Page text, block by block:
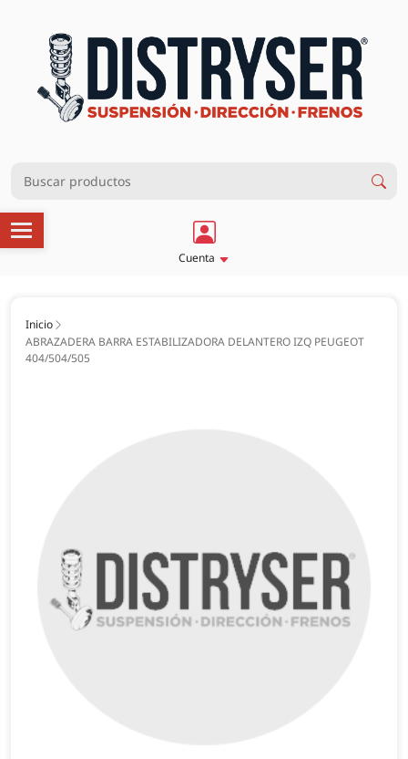
Cuenta
Inicio
ABRAZADERA BARRA ESTABILIZADORA DELANTERO IZQ PEUGEOT
404/504/505